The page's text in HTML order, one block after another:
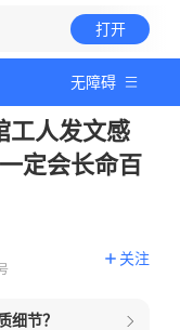
打开
无障碍
工人发文感
定会长命百
关注
细节？